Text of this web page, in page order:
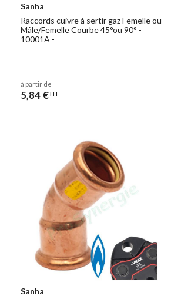
Sanha
Raccords cuivre à sertir gaz Femelle ou
Mâle/Femelle Courbe 45°ou 90° -
10001A -
à partir de
5,84 €HT
Sanha